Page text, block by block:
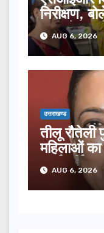
निरीक्षण,
सूची से न
AUG 6, 2026
उत्तराखण्ड
तीलू रौतेली
महिलाओं
कार्यकर्तियां
AUG 6, 2026